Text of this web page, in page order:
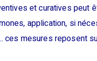
et curatives peut
application, si
ces mesures reposent